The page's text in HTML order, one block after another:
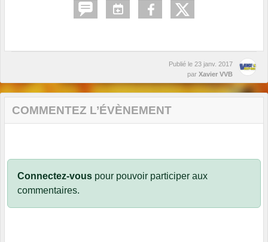
Publié le 23 janv. 2017
par Xavier VVB
COMMENTEZ L’ÉVÈNEMENT
Connectez-vous pour pouvoir participer aux
commentaires.